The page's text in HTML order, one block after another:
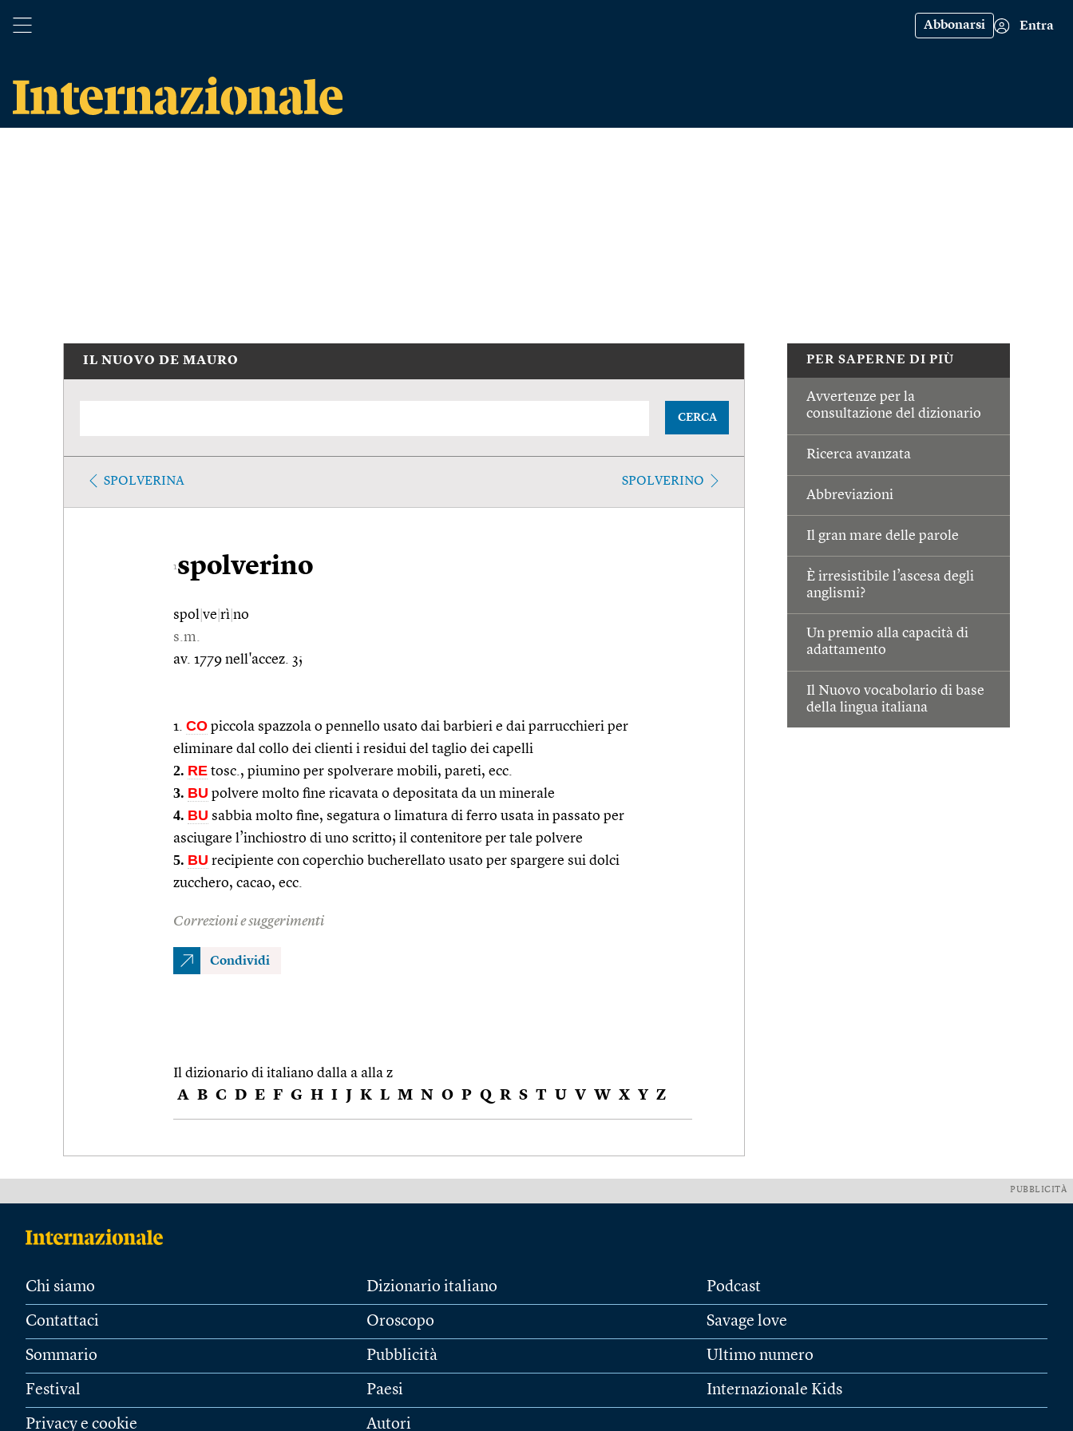
Abbonarsi Entra
PER SAPERNE DI PIÙ
Avvertenze per la
consultazione del dizionario
Ricerca avanzata
Abbreviazioni
Il gran mare delle parole
È irresistibile l’ascesa degli
anglismi?
Un premio alla capacità di
adattamento
Il Nuovo vocabolario di base
della lingua italiana
IL NUOVO DE MAURO
CERCA
SPOLVERINA SPOLVERINO
1spolverino
spol ve rì no
s.m.
av. 1779 nell'accez. 3;
1. CO piccola spazzola o pennello usato dai barbieri e dai parrucchieri per
eliminare dal collo dei clienti i residui del taglio dei capelli
2. RE tosc., piumino per spolverare mobili, pareti, ecc.
3. BU polvere molto fine ricavata o depositata da un minerale
4. BU sabbia molto fine, segatura o limatura di ferro usata in passato per
asciugare l’inchiostro di uno scritto; il contenitore per tale polvere
5. BU recipiente con coperchio bucherellato usato per spargere sui dolci
zucchero, cacao, ecc.
Correzioni e suggerimenti
Condividi
Il dizionario di italiano dalla a alla z
A B C D E F G H I J K L M N O P Q R S T U V W X Y Z
PUBBLICITÀ
Chi siamo
Contattaci
Sommario
Festival
Privacy e cookie
Dizionario italiano
Oroscopo
Pubblicità
Paesi
Autori
Podcast
Savage love
Ultimo numero
Internazionale Kids